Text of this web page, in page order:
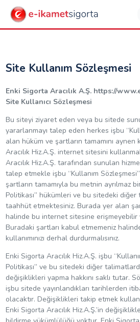
Site Kullanım Sözleşmesi
Enki Sigorta Aracılık A.Ş. https://
Site Kullanıcı Sözleşmesi
Bu siteyi ziyaret eden veya bu sitede
yararlanmayı talep eden herkes işbu
alan hüküm ve şartların tamamını
Aracılık Hiz.A.Ş. internet sitesini
Aracılık Hiz.A.Ş. tarafından sunulan
talep etmekle işbu “Kullanım
şartların tamamıyla bu metnin ayrılmaz
Politikası” hükümleri ve bu sitedeki diğer
taahhüt etmektesiniz. Burada yer alan
halinde bu internet sitesine erişmeyebilir
Buradaki şartları kabul etmemeniz
kullanımınızı derhal durdurmalısınız.
Enki Sigorta Aracılık Hiz.A.Ş. işbu
Politikası” ve bu sitedeki diğer
değişiklikleri yapma hakkını saklı tutar.
işbu sitede yayınlandıkları tarihlerden
olacaktır. Değişiklikleri takip etmek
Enki Sigorta Aracılık Hiz.A.Ş.’in